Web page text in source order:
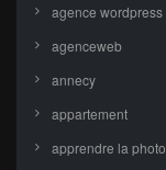
agence wordpress
agenceweb
annecy
appartement
apprendre la photo